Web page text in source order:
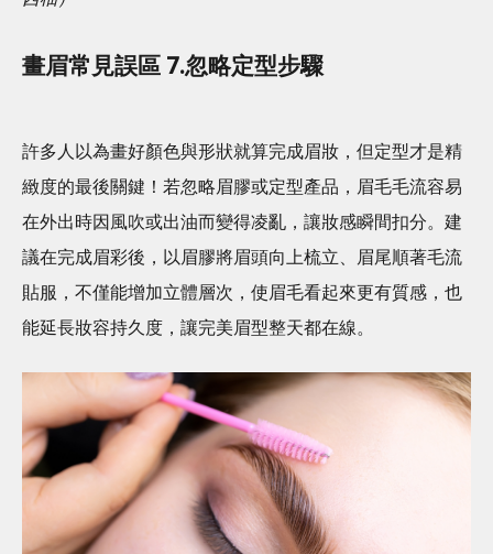
畫眉常見誤區 7.忽略定型步驟
許多人以為畫好顏色與形狀就算完成眉妝，但定型才是精
緻度的最後關鍵！若忽略眉膠或定型產品，眉毛毛流容易
在外出時因風吹或出油而變得凌亂，讓妝感瞬間扣分。建
議在完成眉彩後，以眉膠將眉頭向上梳立、眉尾順著毛流
貼服，不僅能增加立體層次，使眉毛看起來更有質感，也
能延長妝容持久度，讓完美眉型整天都在線。